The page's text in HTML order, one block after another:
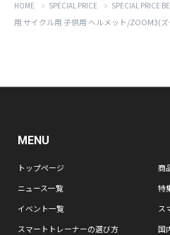
HOME SPECIAL PRICE SPECIAL PRICE
用 サイクル用 子供用 ヘルメット/ZOOM3(ズ
MENU
トップページ
商
ニュース一覧
特
イベント一覧
ス
スマートトレーナーの選び方
国